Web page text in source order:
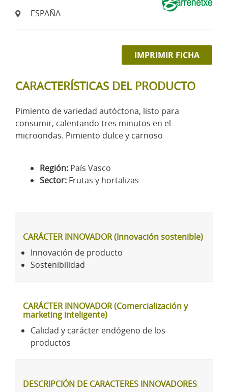
ESPAÑA
IMPRIMIR FICHA
CARACTERÍSTICAS DEL PRODUCTO
Pimiento de variedad autóctona, listo para
consumir, calentando tres minutos en el
microondas. Pimiento dulce y carnoso
Región: País Vasco
Sector: Frutas y hortalizas
CARÁCTER INNOVADOR (Innovación sostenible)
Innovación de producto
Sostenibilidad
CARÁCTER INNOVADOR (Comercialización y
marketing inteligente)
Calidad y carácter endógeno de los
productos
DESCRIPCIÓN DE CARACTERES INNOVADORES